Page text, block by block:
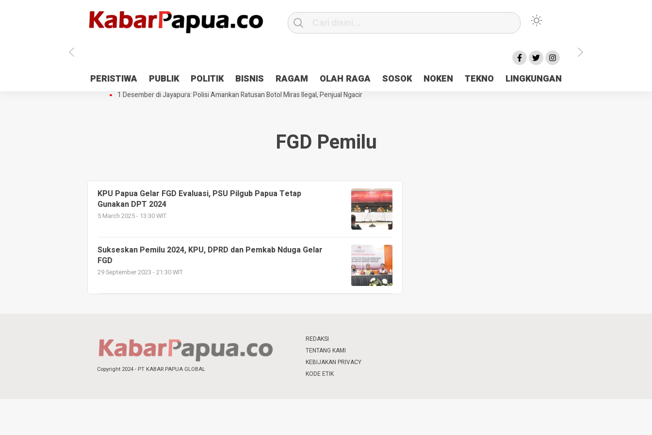
PERISTIWA PUBLIK POLITIK BISNIS RAGAM OLAH RAGA SOSOK NOKEN TEKNO LINGKUNGAN
Antisipasi 1 Desember, TNI Polri Patroli 2×24 jam di Kota Jayapura
Pesan Sejuk Polri di Deklarasi Pemilu Ceria Tanah Papua
Gedung Perpustakaan SMPN 5 Sentani Terbakar
Hibah Pilkada Jayapura Cair 10 Persen, Deposit Kas Daerah Rp23 Miliar Disorot
1 Desember di Jayapura: Polisi Amankan Ratusan Botol Miras Ilegal, Penjual Ngacir
FGD Pemilu
KPU Papua Gelar FGD Evaluasi, PSU Pilgub Papua Tetap
Gunakan DPT 2024
5 March 2025 - 13:30 WIT
Sukseskan Pemilu 2024, KPU, DPRD dan Pemkab Nduga Gelar
FGD
29 September 2023 - 21:30 WIT
Copyright 2024 - PT KABAR PAPUA GLOBAL
REDAKSI
TENTANG KAMI
KEBIJAKAN PRIVACY
KODE ETIK